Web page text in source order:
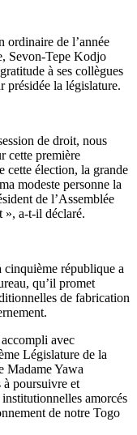
ordinaire de l’année
Sevon-Tepe Kodjo
à ses collègues
présidée la législature.
de droit, nous
cette première
cette élection, la grande
modeste personne la
de l’Assemblée
», a-t-il déclaré.
cinquième république a
qu’il promet
de fabrication
avec
Législature de la
Madame Yawa
poursuivre et
amorcés
de notre Togo